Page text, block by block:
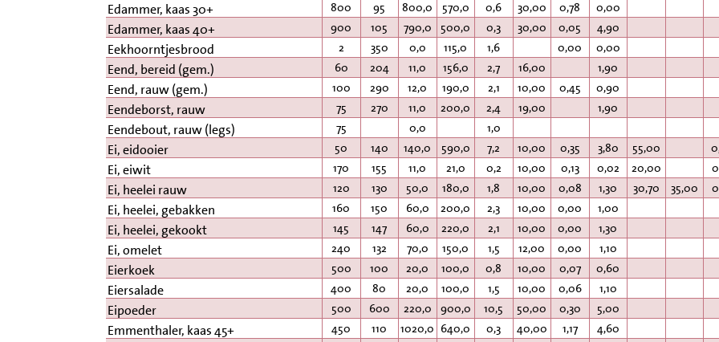
Edammer, kaas 30+
800 95 800,0 570,0 0,6 30,00 0,78 0,00
Edammer, kaas 40+ 900 105 790,0 500,0 0,3 30,00 0,05 4,90
Eekhoorntjesbrood 2 350 0,0 115,0 1,6 0,00 0,00
Eend, bereid (gem.) 60 204 11,0 156,0 2,7 16,00 1,90
Eend, rauw (gem.) 100 290 12,0 190,0 2,1 10,00 0,45 0,90
Eendeborst, rauw 75 270 11,0 200,0 2,4 19,00 1,90
Eendebout, rauw (legs) 75 0,0 1,0
Ei, eidooier 50 140 140,0 590,0 7,2 10,00 0,35 3,80 55,00
Ei, eiwit 170 155 11,0 21,0 0,2 10,00 0,13 0,02 20,00
Ei, heelei rauw 120 130 50,0 180,0 1,8 10,00 0,08 1,30 30,70 35,00
Ei, heelei, gebakken 160 150 60,0 200,0 2,3 10,00 0,00 1,00
Ei, heelei, gekookt 145 147 60,0 220,0 2,1 10,00 0,00 1,30
Ei, omelet 240 132 70,0 150,0 1,5 12,00 0,00 1,10
Eierkoek 500 100 20,0 100,0 0,8 10,00 0,07 0,60
Eiersalade 400 80 20,0 100,0 1,5 10,00 0,06 1,10
Eipoeder 500 600 220,0 900,0 10,5 50,00 0,30 5,00
Emmenthaler, kaas 45+ 450 110 1020,0 640,0 0,3 40,00 1,17 4,60